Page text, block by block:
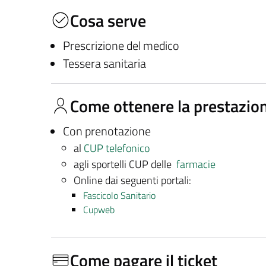
Cosa serve
Prescrizione del medico
Tessera sanitaria
Come ottenere la
Con prenotazione
al CUP telefonico
agli sportelli CUP delle farmacie
Online dai seguenti portali:
Fascicolo Sanitario
Cupweb
Come pagare il ticket